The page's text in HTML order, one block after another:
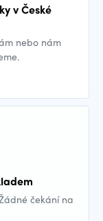
v České
nebo nám
čekání na